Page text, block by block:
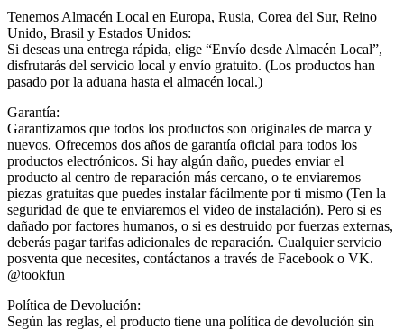
Tenemos Almacén Local en Europa, Rusia, Corea del Sur, Reino
Unido, Brasil y Estados Unidos:
Si deseas una entrega rápida, elige “Envío desde Almacén Local”,
disfrutarás del servicio local y envío gratuito. (Los productos han
pasado por la aduana hasta el almacén local.)
Garantía:
Garantizamos que todos los productos son originales de marca y
nuevos. Ofrecemos dos años de garantía oficial para todos los
productos electrónicos. Si hay algún daño, puedes enviar el
producto al centro de reparación más cercano, o te enviaremos
piezas gratuitas que puedes instalar fácilmente por ti mismo (Ten la
seguridad de que te enviaremos el video de instalación). Pero si es
dañado por factores humanos, o si es destruido por fuerzas externas,
deberás pagar tarifas adicionales de reparación. Cualquier servicio
posventa que necesites, contáctanos a través de Facebook o VK.
@tookfun
Política de Devolución:
Según las reglas, el producto tiene una política de devolución sin